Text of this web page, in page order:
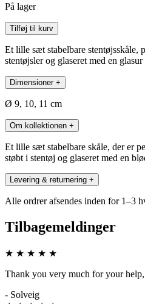
På lager
Tapas
sæt
Konge
Blå
Tilføj til kurv
Et lille sæt stabelbare stentøjsskåle,
stentøjsler og glaseret med en
Dimensioner +
Ø 9, 10, 11 cm
Om kollektionen +
Et lille sæt stabelbare skåle, der er
støbt i stentøj og glaseret med en
Levering & returnering +
Alle ordrer afsendes inden for 1–3
Tilbagemeldinger
★ ★ ★ ★ ★
Thank you very much for your
- Solveig